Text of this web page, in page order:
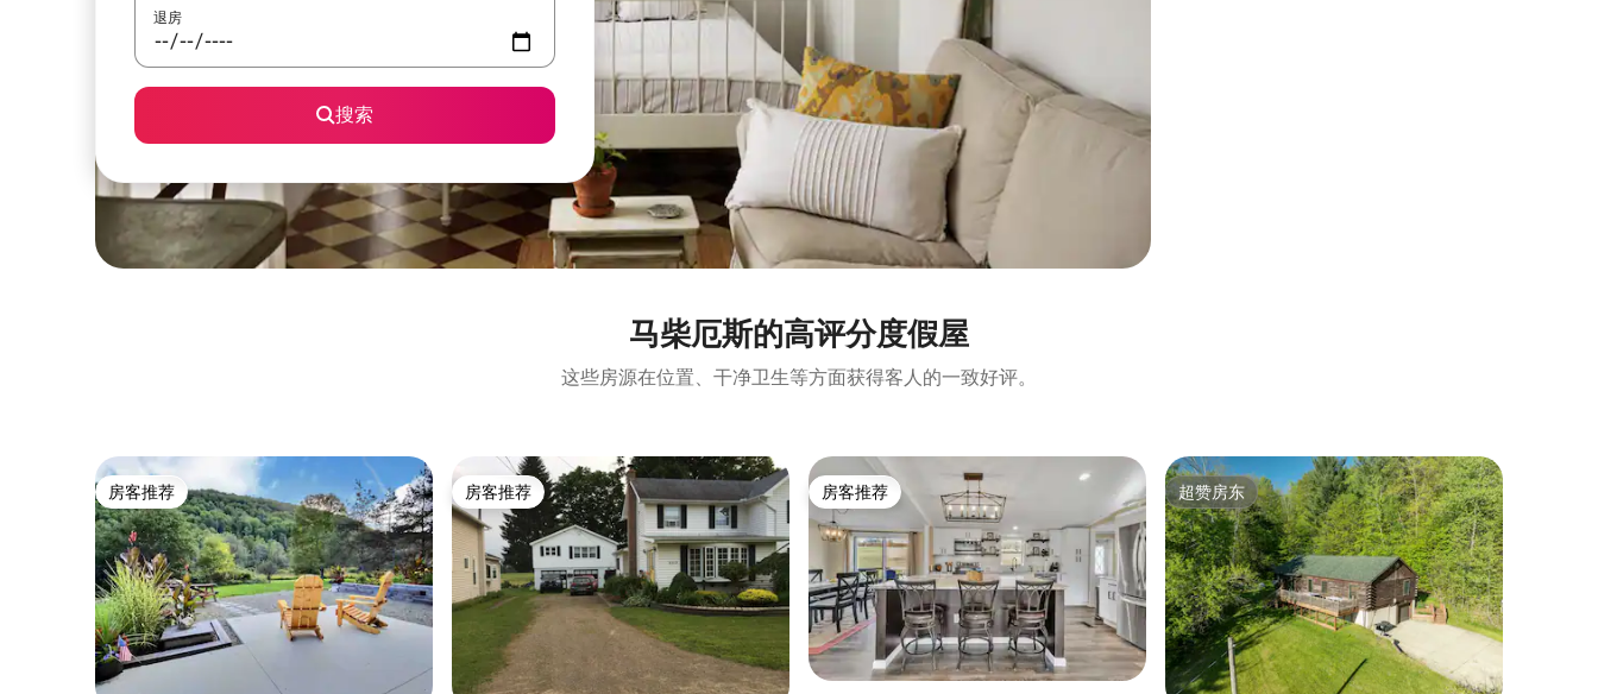
退房
搜索
马柴厄斯的高评分度假屋
这些房源在位置、干净卫生等方面获得客人的一致好评。
房客推荐
房客推荐 房客推荐
房客推荐 房客推荐
房客推荐 超赞房东
超赞房东